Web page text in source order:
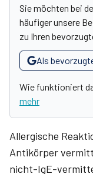
Sie möchten bei
häufiger unsere
zu Ihren
Als
Wie funktioniert
mehr
Allergische
Antikörper
nicht-IgE-